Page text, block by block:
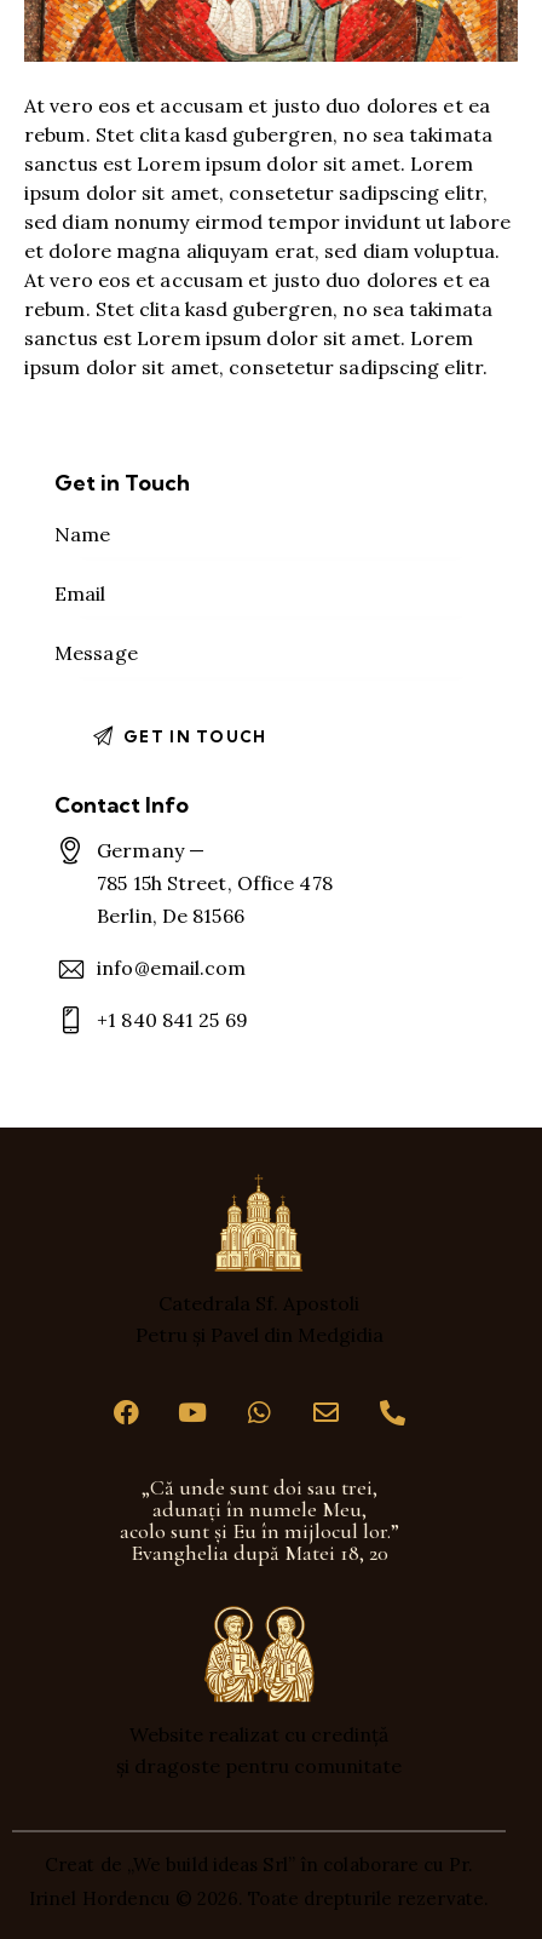
At vero eos et accusam et justo duo dolores et ea
rebum. Stet clita kasd gubergren, no sea takimata
sanctus est Lorem ipsum dolor sit amet. Lorem
ipsum dolor sit amet, consetetur sadipscing elitr,
sed diam nonumy eirmod tempor invidunt ut labore
et dolore magna aliquyam erat, sed diam voluptua.
At vero eos et accusam et justo duo dolores et ea
rebum. Stet clita kasd gubergren, no sea takimata
sanctus est Lorem ipsum dolor sit amet. Lorem
ipsum dolor sit amet, consetetur sadipscing elitr.
Get in Touch
Contact Info
Germany —
785 15h Street, Office 478
Berlin, De 81566
info@email.com
+1 840 841 25 69
Catedrala Sf. Apostoli
Petru și Pavel din Medgidia
„Că unde sunt doi sau trei,
adunaţi în numele Meu,
acolo sunt şi Eu în mijlocul lor.”
Evanghelia după Matei 18, 20
Website realizat cu credință
și dragoste pentru comunitate
Creat de „We build ideas Srl” în colaborare cu Pr.
Irinel Hordencu © 2026. Toate drepturile rezervate.